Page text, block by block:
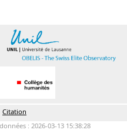
Citation
: 2026-03-13 15:38:28